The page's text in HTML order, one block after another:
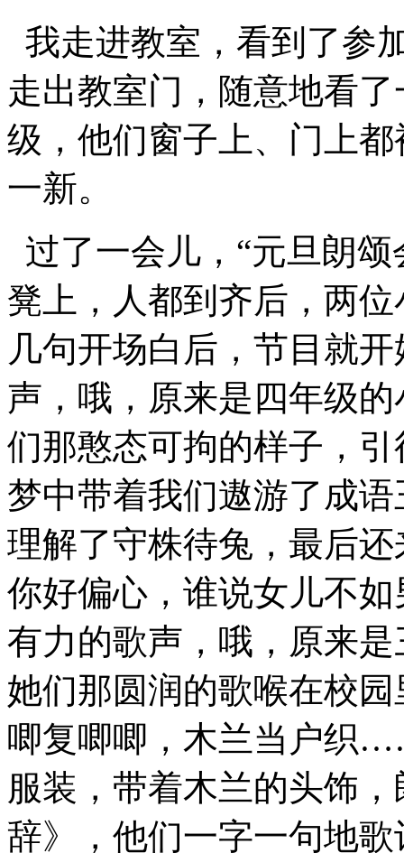
我走进教室，看到了参
走出教室门，随意地看
级，他们窗子上、门上
一新。
过了一会儿，“元旦朗
凳上，人都到齐后，两
几句开场白后，节目就
声，哦，原来是四年级
们那憨态可拘的样子，
梦中带着我们遨游了成
理解了守株待兔，最后
你好偏心，谁说女儿不
有力的歌声，哦，原来
她们那圆润的歌喉在校
唧复唧唧，木兰当户织
服装，带着木兰的头饰
辞》，他们一字一句地